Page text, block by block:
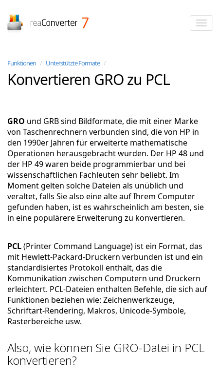
Funktionen / Unterstützte Formate /
Konvertieren GRO zu PCL
GRO und GRB sind Bildformate, die mit einer Marke
von Taschenrechnern verbunden sind, die von HP in
den 1990er Jahren für erweiterte mathematische
Operationen herausgebracht wurden. Der HP 48 und
der HP 49 waren beide programmierbar und bei
wissenschaftlichen Fachleuten sehr beliebt. Im
Moment gelten solche Dateien als unüblich und
veraltet, falls Sie also eine alte auf Ihrem Computer
gefunden haben, ist es wahrscheinlich am besten, sie
in eine populärere Erweiterung zu konvertieren.
PCL(Printer Command Language) ist ein Format, das
mit Hewlett-Packard-Druckern verbunden ist und ein
standardisiertes Protokoll enthält, das die
Kommunikation zwischen Computern und Druckern
erleichtert. PCL-Dateien enthalten Befehle, die sich auf
Funktionen beziehen wie: Zeichenwerkzeuge,
Schriftart-Rendering, Makros, Unicode-Symbole,
Rasterbereiche usw.
Also, wie können Sie GRO-Datei in PCL
konvertieren?